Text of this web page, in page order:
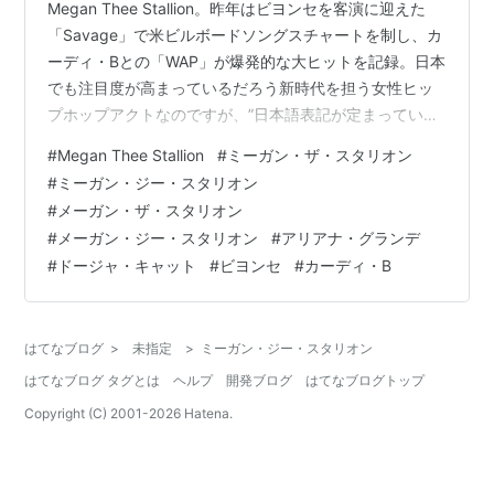
Megan Thee Stallion。昨年はビヨンセを客演に迎えた
「Savage」で米ビルボードソングスチャートを制し、カ
ーディ・Bとの「WAP」が爆発的な大ヒットを記録。日本
でも注目度が高まっているだろう新時代を担う女性ヒッ
プホップアクトなのですが、”日本語表記が定まっていな
#Megan Thee Stallion #ミーガン・ザ・スタリオン
#ミーガン・ジー・スタリオン
# メーガン・ザ・スタリオン
# メーガン・ジー・スタリオン #アリアナ・グランデ
# ドージャ・キャット #ビヨンセ #カーディ・B
はてなブログ > 未指定 >
ミーガン・ジー・スタリオン
はてなブログ タグとは
ヘルプ 開発ブログ
はてなブログトップ
Copyright (C) 2001-2026 Hatena.